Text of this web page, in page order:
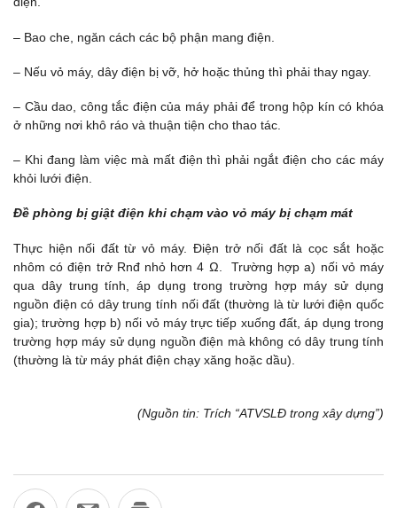
– Bao che, ngăn cách các bộ phận mang điện.
– Nếu vỏ máy, dây điện bị vỡ, hở hoặc thủng thì phải thay ngay.
– Cầu dao, công tắc điện của máy phải để trong hộp kín có khóa
ở những nơi khô ráo và thuận tiện cho thao tác.
– Khi đang làm việc mà mất điện thì phải ngắt điện cho các máy
khỏi lưới điện.
Đề phòng bị giật điện khi chạm vào vỏ máy bị chạm mát
Thực hiện nối đất từ vỏ máy. Điện trở nối đất là cọc sắt hoặc
nhôm có điện trở Rnđ nhỏ hơn 4 Ω. Trường hợp a) nối vỏ máy
qua dây trung tính, áp dụng trong trường hợp máy sử dụng
nguồn điện có dây trung tính nối đất (thường là từ lưới điện quốc
gia); trường hợp b) nối vỏ máy trực tiếp xuống đất, áp dụng trong
trường hợp máy sử dụng nguồn điện mà không có dây trung tính
(thường là từ máy phát điện chạy xăng hoặc dầu).
(Nguồn tin: Trích “ATVSLĐ trong xây dựng”)